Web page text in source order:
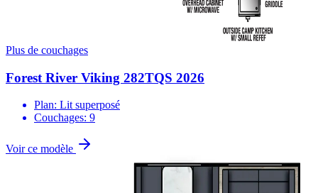
Plus de couchages
Forest River Viking 282TQS 2026
Plan: Lit superposé
Couchages: 9
Voir ce modèle